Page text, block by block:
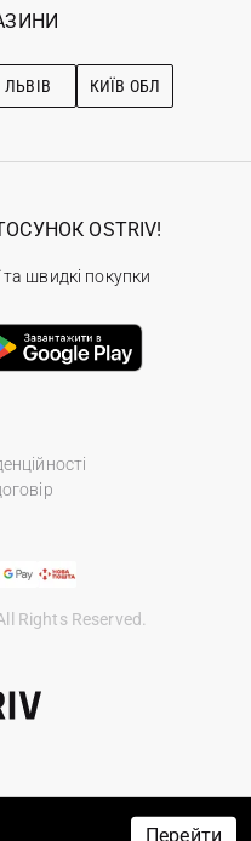
догляду
ЛЬВІВ КИЇВ ОБЛ
Rights Reserved.
OSTRIV!
швидкі покупки
Перейти